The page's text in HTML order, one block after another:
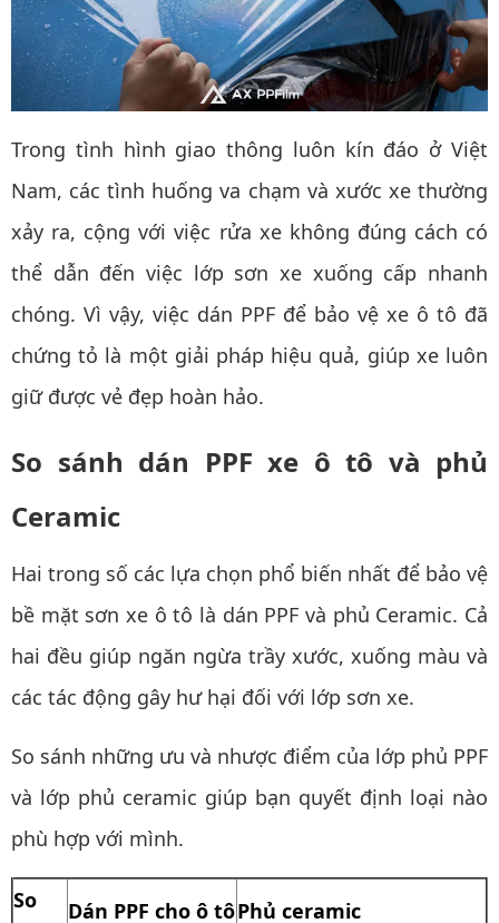
Trong tình hình giao thông luôn kín đáo ở Việt
Nam, các tình huống va chạm và xước xe thường
xảy ra, cộng với việc rửa xe không đúng cách có
thể dẫn đến việc lớp sơn xe xuống cấp nhanh
chóng. Vì vậy, việc dán PPF để bảo vệ xe ô tô đã
chứng tỏ là một giải pháp hiệu quả, giúp xe luôn
giữ được vẻ đẹp hoàn hảo.
So sánh dán PPF xe ô tô và phủ
Ceramic
Hai trong số các lựa chọn phổ biến nhất để bảo vệ
bề mặt sơn xe ô tô là dán PPF và phủ Ceramic. Cả
hai đều giúp ngăn ngừa trầy xước, xuống màu và
các tác động gây hư hại đối với lớp sơn xe.
So sánh những ưu và nhược điểm của lớp phủ PPF
và lớp phủ ceramic giúp bạn quyết định loại nào
phù hợp với mình.
So
Dán PPF cho ô tôPhủ ceramic